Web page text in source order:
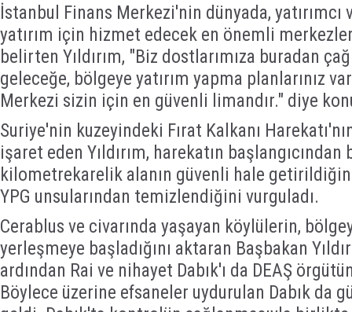
İstanbul Finans Merkezi'nin dünyada,
yatırım için hizmet edecek en önemli
belirten Yıldırım, "Biz dostlarımıza buradan
geleceğe, bölgeye yatırım yapma planlarınız
Merkezi sizin için en güvenli limandır." diye
Suriye'nin kuzeyindeki Fırat Kalkanı
işaret eden Yıldırım, harekatın
kilometrekarelik alanın güvenli hale
YPG unsularından temizlendiğini vurguladı.
Cerablus ve civarında yaşayan köylülerin,
yerleşmeye başladığını aktaran Başbakan
ardından Rai ve nihayet Dabık'ı da DEAŞ
Böylece üzerine efsaneler uydurulan Dabık da